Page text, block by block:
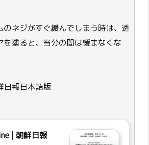
のネジがすぐ緩んでしまう時は、透
を塗ると、当分の間は緩まなくな
日報日本語版
| 朝鮮日報